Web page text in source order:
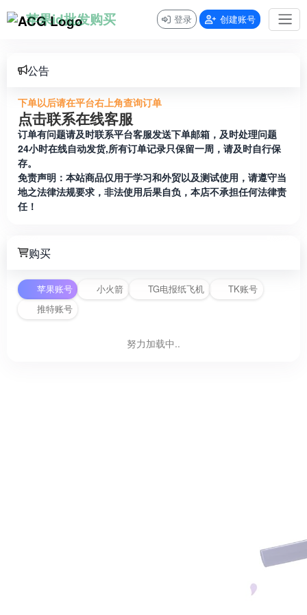
苹果id批发购买 登录 创建账号
公告
下单以后请在平台右上角查询订单
点击联系在线客服
订单有问题请及时联系平台客服发送下单邮箱，及时处理问题
24小时在线自动发货,所有订单记录只保留一周，请及时自行保
存。
免责声明：本站商品仅用于学习和外贸以及测试使用，请遵守当
地之法律法规要求，非法使用后果自负，本店不承担任何法律责
任！
购买
苹果账号 小火箭 TG电报纸飞机
TK账号
推特账号
努力加载中..